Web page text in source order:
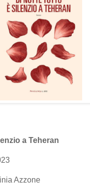
a Teheran
Azzone